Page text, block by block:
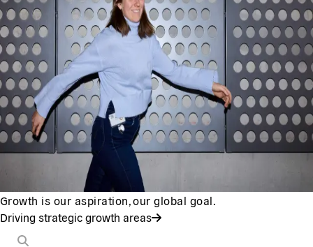
Growth is our aspiration, our global goal.
Driving strategic growth areas